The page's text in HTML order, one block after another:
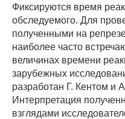
Фиксируются время
обследуемого. Для
полученными на
наиболее часто
величинах времени
зарубежных
разработан Г. Кентом и
Интерпретация
взглядами